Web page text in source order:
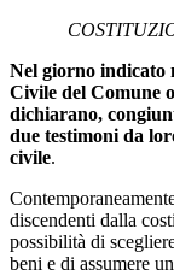
Nel giorno indicato
Civile del Comune
dichiarano,
due testimoni da
civile.
discendenti dalla
possibilità di
beni e di assumere